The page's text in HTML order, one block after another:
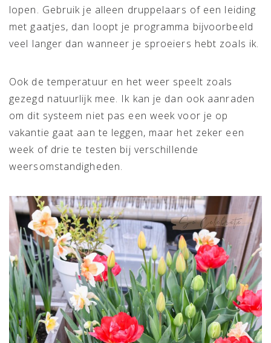
lopen. Gebruik je alleen druppelaars of een leiding
met gaatjes, dan loopt je programma bijvoorbeeld
veel langer dan wanneer je sproeiers hebt zoals ik.
Ook de temperatuur en het weer speelt zoals
gezegd natuurlijk mee. Ik kan je dan ook aanraden
om dit systeem niet pas een week voor je op
vakantie gaat aan te leggen, maar het zeker een
week of drie te testen bij verschillende
weersomstandigheden.